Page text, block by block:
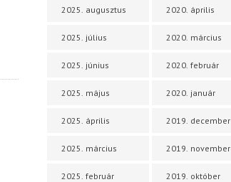
2025. augusztus
2025. július
2025. június
2025. május
2025. április
2025. március
2025. február
2020. április
2020. március
2020. február
2020. január
2019. december
2019. november
2019. október